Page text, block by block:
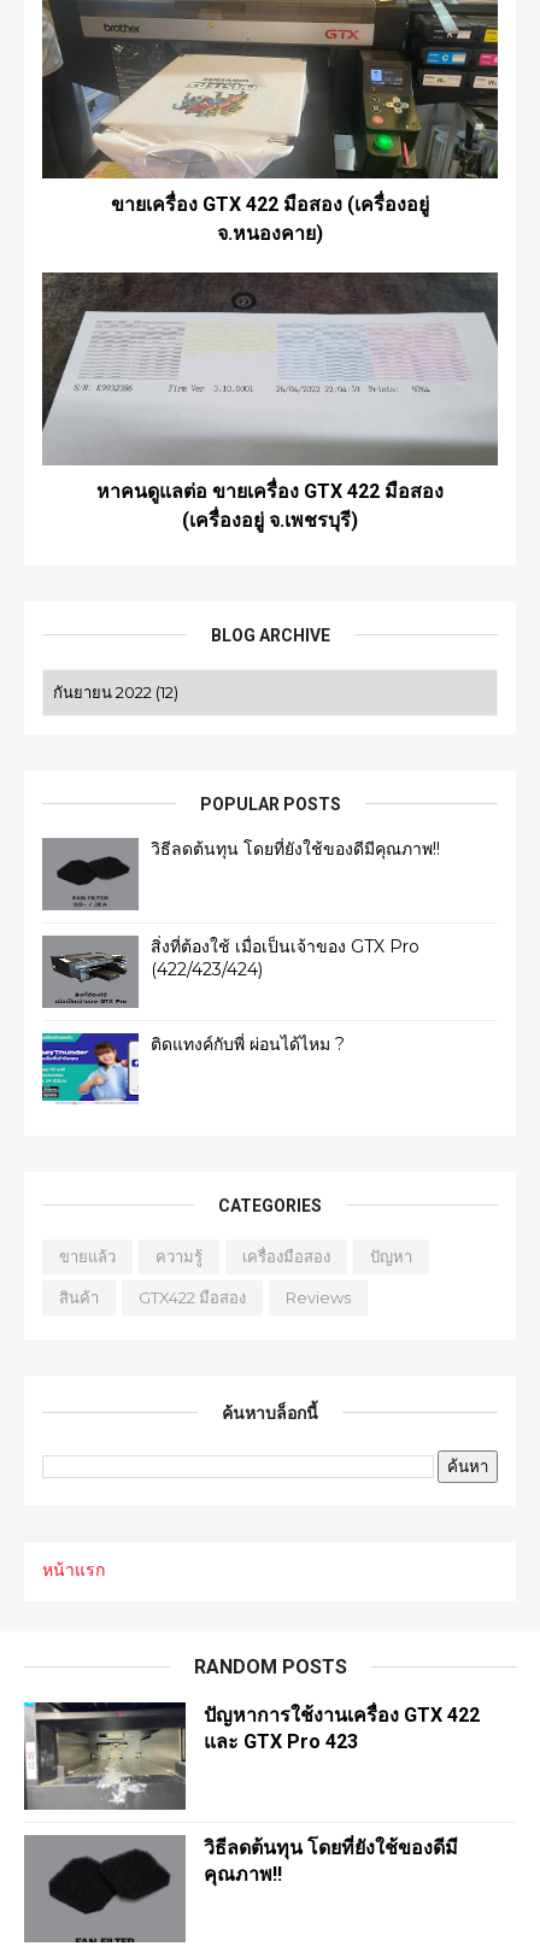
ขายเครื่อง GTX 422 มือสอง (เครื่องอยู่
จ.หนองคาย)
หาคนดูแลต่อ ขายเครื่อง GTX 422 มือสอง
(เครื่องอยู่ จ.เพชรบุรี)
BLOG ARCHIVE
POPULAR POSTS
วิธีลดต้นทุน โดยที่ยังใช้ของดีมีคุณภาพ!!
สิ่งที่ต้องใช้ เมื่อเป็นเจ้าของ GTX Pro
(422/423/424)
ติดแทงค์กับพี่ ผ่อนได้ไหม ?
CATEGORIES
ขายแล้ว ความรู้ เครื่องมือสอง ปัญหา
สินค้า GTX422 มือสอง Reviews
ค้นหาบล็อกนี้
หน้าแรก
RANDOM POSTS
ปัญหาการใช้งานเครื่อง GTX 422
และ GTX Pro 423
วิธีลดต้นทุน โดยที่ยังใช้ของดีมี
คุณภาพ!!